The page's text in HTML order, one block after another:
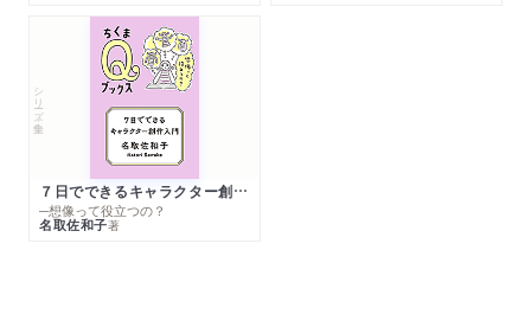
シリーズ・全集
７日でできるキャラクター創作入門
─想像って役立つの？
名取佐和子著